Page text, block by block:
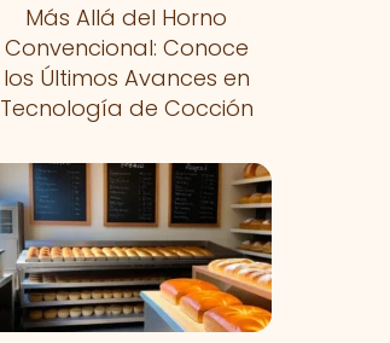
Más Allá del Horno
Convencional: Conoce
los Últimos Avances en
Tecnología de Cocción